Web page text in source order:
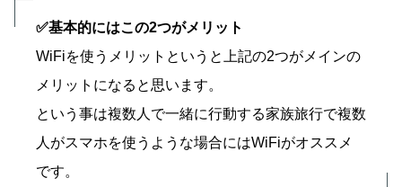
✅基本的にはこの2つがメリット
WiFiを使うメリットというと上記の2つがメインの
メリットになると思います。
という事は複数人で一緒に行動する家族旅行で複数
人がスマホを使うような場合にはWiFiがオススメ
です。